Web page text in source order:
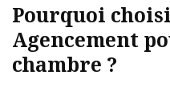
Pourquoi
Agencement
chambre ?